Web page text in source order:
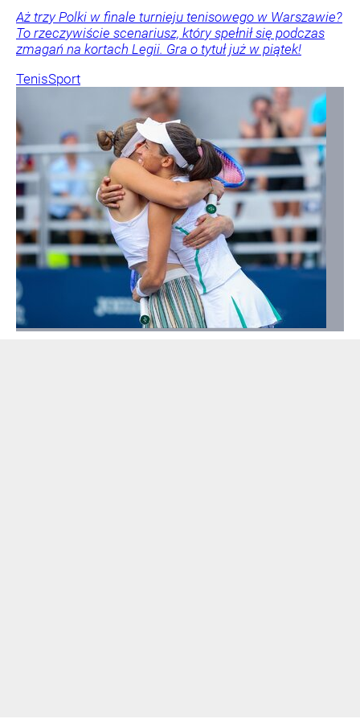
Aż trzy Polki w finale turnieju tenisowego w Warszawie?
To rzeczywiście scenariusz, który spełnił się podczas
zmagań na kortach Legii. Gra o tytuł już w piątek!
TenisSport